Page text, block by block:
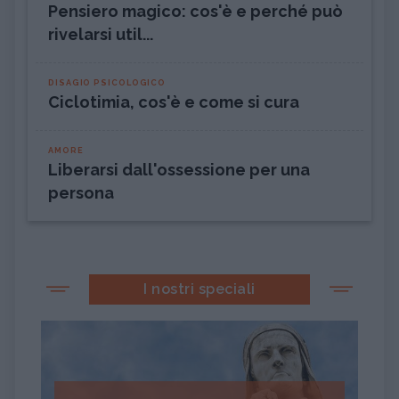
Pensiero magico: cos'è e perché può
rivelarsi util...
DISAGIO PSICOLOGICO
Ciclotimia, cos'è e come si cura
AMORE
Liberarsi dall'ossessione per una
persona
I nostri speciali